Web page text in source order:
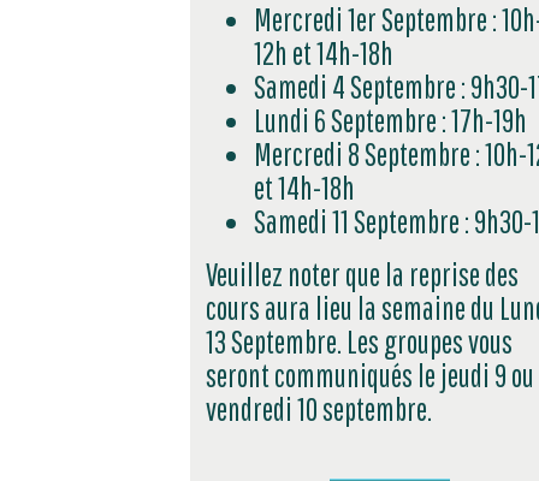
Mercredi 1er Septembre :
12h et 14h-18h
Samedi 4 Septembre : 9h30-
Lundi 6 Septembre : 17h-19h
Mercredi 8 Septembre : 10h-
et 14h-18h
Samedi 11 Septembre : 9h30-
Veuillez noter que la reprise des
cours aura lieu la semaine du
13 Septembre. Les groupes vous
seront communiqués le jeudi 9 ou
vendredi 10 septembre.